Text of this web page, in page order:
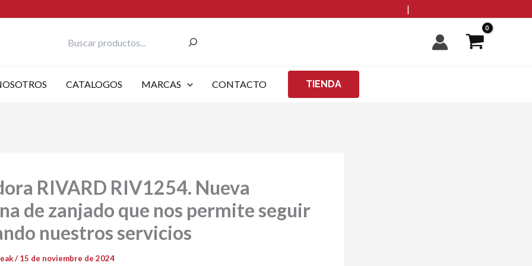
|
CATALOGOS MARCAS CONTACTO TIENDA
RIVARD RIV1254. Nueva
de zanjado que nos permite seguir
nuestros servicios
/ 15 de noviembre de 2024